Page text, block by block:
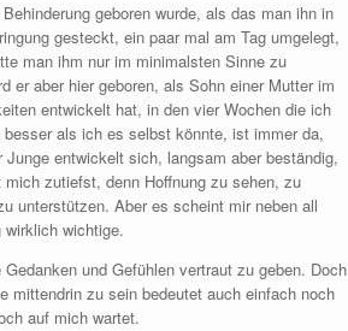
geboren wurde, als das man ihn in
gesteckt, ein paar mal am Tag umgelegt,
man ihm nur im minimalsten Sinne zu
er aber hier geboren, als Sohn einer Mutter im
entwickelt hat, in den vier Wochen die ich
als ich es selbst könnte, ist immer da,
entwickelt sich, langsam aber beständig,
zutiefst, denn Hoffnung zu sehen, zu
unterstützen. Aber es scheint mir neben all
wichtige.
und Gefühlen vertraut zu geben. Doch
mittendrin zu sein bedeutet auch einfach noch
auf mich wartet.